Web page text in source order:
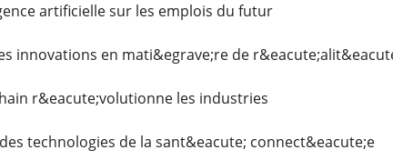
artificielle sur les emplois du futur
innovations en mati&egrave;re de
r&eacute;volutionne les industries
technologies de la sant&eacute; connect&eacute;e